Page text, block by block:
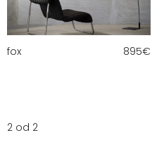
fox 895€
2 od 2